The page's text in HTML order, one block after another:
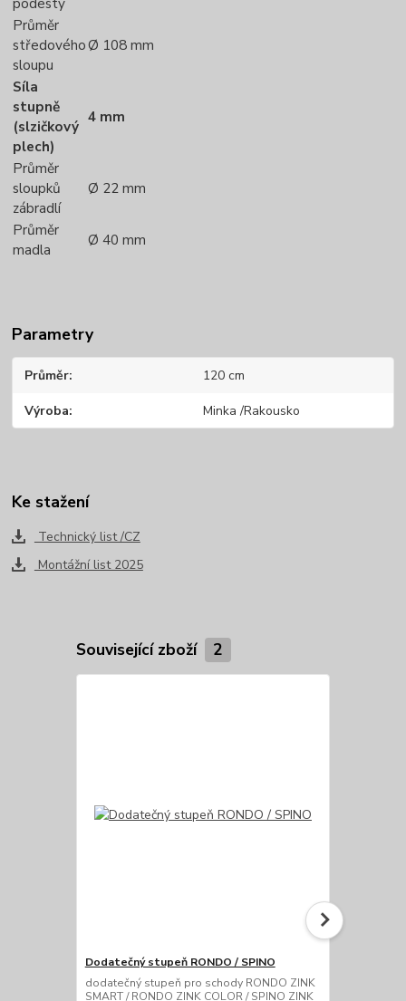
Průměr
středového
sloupu
Ø 108 mm
Síla
stupně
(slzičkový
plech)
4 mm
Průměr
sloupků
zábradlí
Ø 22 mm
Průměr
madla
Ø 40 mm
Parametry
Průměr 120 cm
Výroba Minka /Rakousko
Ke stažení
Technický list /CZ
Montážní list 2025
Související zboží 2
Dodatečný stupeň RONDO / SPINO
dodatečný stupeň pro schody RONDO ZINK
SMART / RONDO ZINK COLOR / SPINO ZINK